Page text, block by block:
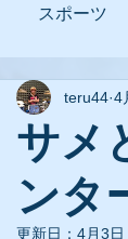
スポーツ
ス AI
サメ
ンタ
teru44 4
更新日： 4月3日